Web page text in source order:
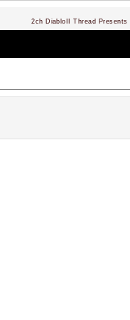
2ch DiabloII Thread Presents